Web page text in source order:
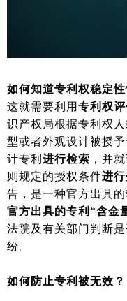
如何知道专利权稳定性
这就需要利用 专利权
识产权局根据专利权
型或者外观设计被授
计专利 进行检索 ，并
则规定的授权条件进
告，是一种官方出具
官方出具的专利“含金
法院及有关部门判断
纷。
如何防止专利被无效？